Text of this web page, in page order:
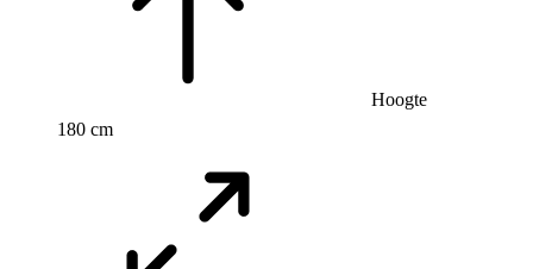
Hoogte
180 cm